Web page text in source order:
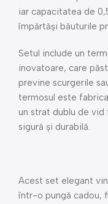
iar capacitatea de
împărtăși băuturile
Setul include un
inovatoare, care
previne scurgerile
termosul este
un strat dublu de vid
sigură și durabilă.
Acest set elegant
într-o pungă cadou,